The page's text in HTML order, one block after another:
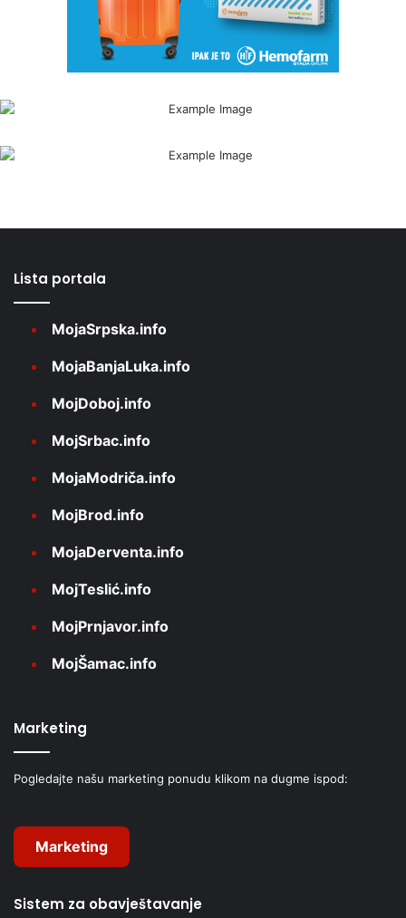
Lista portala
MojaSrpska.info
MojaBanjaLuka.info
MojDoboj.info
MojSrbac.info
MojaModriča.info
MojBrod.info
MojaDerventa.info
MojTeslić.info
MojPrnjavor.info
MojŠamac.info
Marketing
Pogledajte našu marketing ponudu klikom na dugme ispod:
Marketing
Sistem za obavještavanje